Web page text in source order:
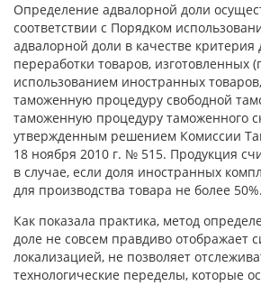
Определение адвалорной доли
соответствии с Порядком
адвалорной доли в качестве критерия
переработки товаров, изготовленных
использованием иностранных
таможенную процедуру свободной
таможенную процедуру таможенного
утвержденным решением Комиссии
18 ноября 2010 г. № 515. Продукция
в случае, если доля иностранных
для производства товара не более 50%.
Как показала практика, метод
доле не совсем правдиво отображает
локализацией, не позволяет
технологические переделы, которые